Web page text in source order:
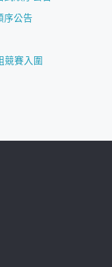
序公告
競賽入圍